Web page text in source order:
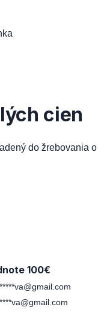
cien
do žrebovania o
100€